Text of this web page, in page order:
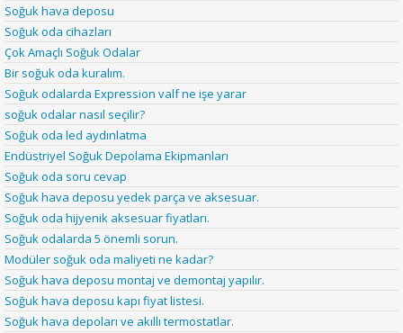
Soğuk hava deposu
Soğuk oda cihazları
Çok Amaçlı Soğuk Odalar
Bir soğuk oda kuralım.
Soğuk odalarda Expression valf ne işe yarar
soğuk odalar nasıl seçilir?
Soğuk oda led aydınlatma
Endüstriyel Soğuk Depolama Ekipmanları
Soğuk oda soru cevap
Soğuk hava deposu yedek parça ve aksesuar.
Soğuk oda hijyenik aksesuar fiyatları.
Soğuk odalarda 5 önemli sorun.
Modüler soğuk oda maliyeti ne kadar?
Soğuk hava deposu montaj ve demontaj yapılır.
Soğuk hava deposu kapı fiyat listesi.
Soğuk hava depoları ve akıllı termostatlar.